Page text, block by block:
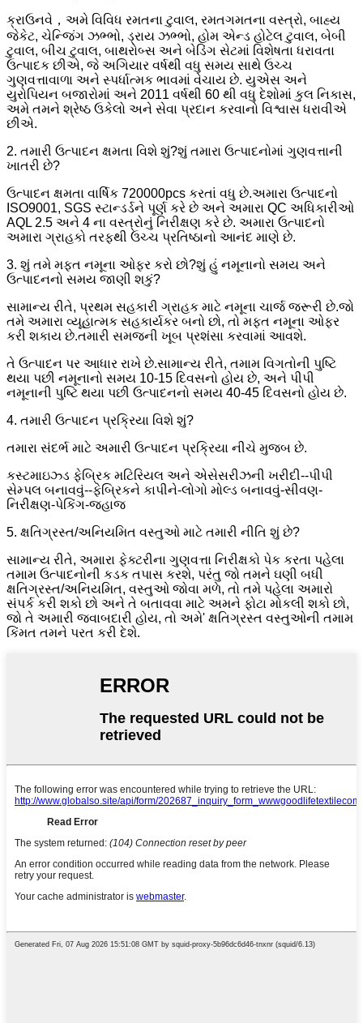
ક્રાઉનવે，અમે વિવિધ રમતના ટુવાલ, રમતગમતના વસ્ત્રો, બાહ્ય
જેકેટ, ચેન્જિંગ ઝભ્ભો, ડ્રાય ઝભ્ભો, હોમ એન્ડ હોટેલ ટુવાલ, બેબી
ટુવાલ, બીચ ટુવાલ, બાથરોબ્સ અને બેડિંગ સેટમાં વિશેષતા ધરાવતા
ઉત્પાદક છીએ, જે અગિયાર વર્ષથી વધુ સમય સાથે ઉચ્ચ
ગુણવત્તાવાળા અને સ્પર્ધાત્મક ભાવમાં વેચાય છે. યુએસ અને
યુરોપિયન બજારોમાં અને 2011 વર્ષથી 60 થી વધુ દેશોમાં કુલ નિકાસ,
અમે તમને શ્રેષ્ઠ ઉકેલો અને સેવા પ્રદાન કરવાનો વિશ્વાસ ધરાવીએ
છીએ.
2. તમારી ઉત્પાદન ક્ષમતા વિશે શું?શું તમારા ઉત્પાદનોમાં ગુણવત્તાની
ખાતરી છે?
ઉત્પાદન ક્ષમતા વાર્ષિક 720000pcs કરતાં વધુ છે.અમારા ઉત્પાદનો
ISO9001, SGS સ્ટાન્ડર્ડને પૂર્ણ કરે છે અને અમારા QC અધિકારીઓ
AQL 2.5 અને 4 ના વસ્ત્રોનું નિરીક્ષણ કરે છે. અમારા ઉત્પાદનો
અમારા ગ્રાહકો તરફથી ઉચ્ચ પ્રતિષ્ઠાનો આનંદ માણે છે.
3. શું તમે મફત નમૂના ઓફર કરો છો?શું હું નમૂનાનો સમય અને
ઉત્પાદનનો સમય જાણી શકું?
સામાન્ય રીતે, પ્રથમ સહકારી ગ્રાહક માટે નમૂના ચાર્જ જરૂરી છે.જો
તમે અમારા વ્યૂહાત્મક સહકાર્યકર બનો છો, તો મફત નમૂના ઓફર
કરી શકાય છે.તમારી સમજની ખૂબ પ્રશંસા કરવામાં આવશે.
તે ઉત્પાદન પર આધાર રાખે છે.સામાન્ય રીતે, તમામ વિગતોની પુષ્ટિ
થયા પછી નમૂનાનો સમય 10-15 દિવસનો હોય છે, અને પીપી
નમૂનાની પુષ્ટિ થયા પછી ઉત્પાદનનો સમય 40-45 દિવસનો હોય છે.
4. તમારી ઉત્પાદન પ્રક્રિયા વિશે શું?
તમારા સંદર્ભ માટે અમારી ઉત્પાદન પ્રક્રિયા નીચે મુજબ છે.
કસ્ટમાઇઝ્ડ ફેબ્રિક મટિરિયલ અને એસેસરીઝની ખરીદી--પીપી
સેમ્પલ બનાવવું--ફેબ્રિકને કાપીને-લોગો મોલ્ડ બનાવવું-સીવણ-
નિરીક્ષણ-પેકિંગ-જહાજ
5. ક્ષતિગ્રસ્ત/અનિયમિત વસ્તુઓ માટે તમારી નીતિ શું છે?
સામાન્ય રીતે, અમારા ફેક્ટરીના ગુણવત્તા નિરીક્ષકો પેક કરતા પહેલા
તમામ ઉત્પાદનોની કડક તપાસ કરશે, પરંતુ જો તમને ઘણી બધી
ક્ષતિગ્રસ્ત/અનિયમિત, વસ્તુઓ જોવા મળે, તો તમે પહેલા અમારો
સંપર્ક કરી શકો છો અને તે બતાવવા માટે અમને ફોટા મોકલી શકો છો,
જો તે અમારી જવાબદારી હોય, તો અમે' ક્ષતિગ્રસ્ત વસ્તુઓની તમામ
કિંમત તમને પરત કરી દેશે.